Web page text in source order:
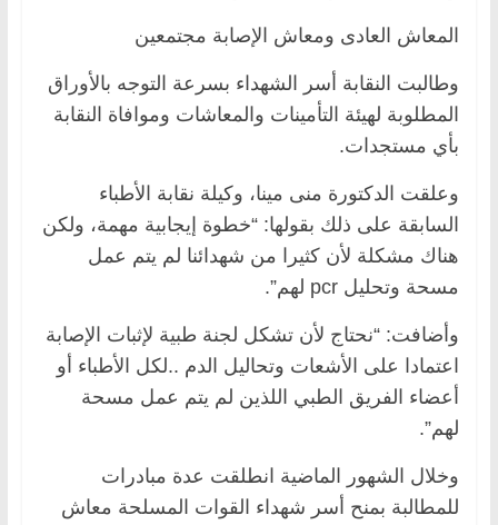
المعاش العادى ومعاش الإصابة مجتمعين
وطالبت النقابة أسر الشهداء بسرعة التوجه بالأوراق
المطلوبة لهيئة التأمينات والمعاشات وموافاة النقابة
بأي مستجدات.
وعلقت الدكتورة منى مينا، وكيلة نقابة الأطباء
السابقة على ذلك بقولها: “خطوة إيجابية مهمة، ولكن
هناك مشكلة لأن كثيرا من شهدائنا لم يتم عمل
مسحة وتحليل pcr لهم”.
وأضافت: “نحتاج لأن تشكل لجنة طبية لإثبات الإصابة
اعتمادا على الأشعات وتحاليل الدم ..لكل الأطباء أو
أعضاء الفريق الطبي اللذين لم يتم عمل مسحة
لهم”.
وخلال الشهور الماضية انطلقت عدة مبادرات
للمطالبة بمنح أسر شهداء القوات المسلحة معاش